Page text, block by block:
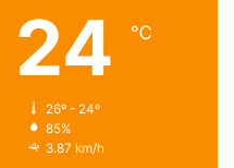
24 ℃
26º - 24º
85%
3.87 km/h